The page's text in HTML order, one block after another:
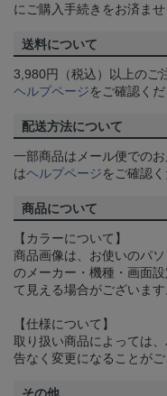
にご購入手続きをお済ませ
送料について
3,980円（税込）以上のご
ヘルプページをご確認くだ
配送方法について
一部商品はメール便での
はヘルプページをご確認く
商品について
【カラーについて】
商品画像は、お使いのパ
のメーカー・機種・画面
て見える場合がございま
【仕様について】
取り扱い商品によっては
告なく変更になることがご